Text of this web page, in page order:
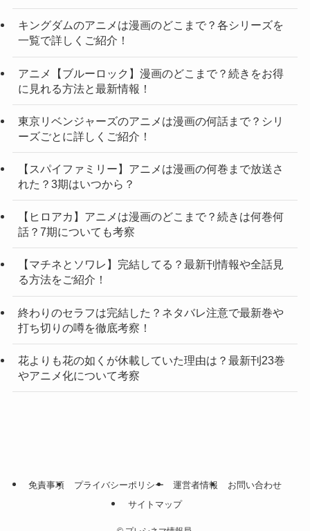
キングダムのアニメは漫画のどこまで？各シリーズを
一覧で詳しくご紹介！
アニメ【ブルーロック】漫画のどこまで？続きをお得
に見れる方法と最新情報！
東京リベンジャーズのアニメは漫画の何話まで？シリ
ーズごとに詳しくご紹介！
【スパイファミリー】アニメは漫画の何巻まで放送さ
れた？3期はいつから？
【ヒロアカ】アニメは漫画のどこまで？続きは何巻何
話？7期についても考察
【マチネとソワレ】完結してる？最新刊情報や全話見
る方法をご紹介！
終わりのセラフは完結した？ネタバレ注意で最新巻や
打ち切りの噂を徹底考察！
花よりも花の如くが休載していた理由は？最新刊23巻
やアニメ化について考察
免責事項 プライバシーポリシー 運営者情報
お問い合わせ
サイトマップ